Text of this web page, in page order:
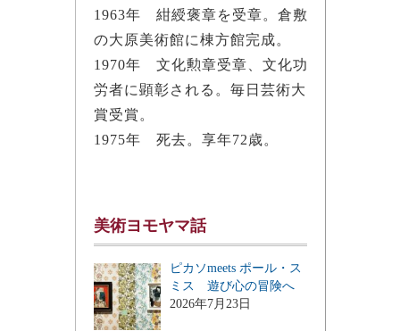
1963年 紺綬褒章を受章。倉敷
の大原美術館に棟方館完成。
1970年 文化勲章受章、文化功
労者に顕彰される。毎日芸術大
賞受賞。
1975年 死去。享年72歳。
美術ヨモヤマ話
ピカソmeets ポール・ス
ミス 遊び心の冒険へ
2026年7月23日